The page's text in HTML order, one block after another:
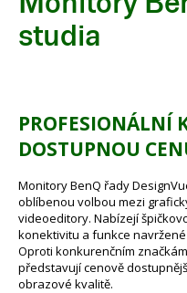
studia
PROFESIONÁLNÍ
DOSTUPNOU
Monitory BenQ řady
oblíbenou volbou mezi
videoeditory. Nabízejí
konektivitu a funkce
Oproti konkurenčním
představují cenově
obrazové kvalitě.